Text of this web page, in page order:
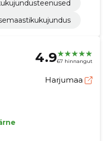
4.967 hinnangut
Harjumaa